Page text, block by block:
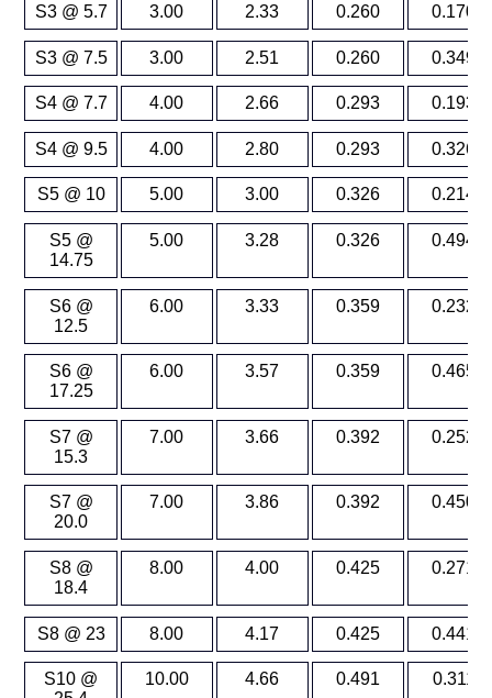
S3 @ 5.7 3.00 2.33 0.260 0.170
S3 @ 7.5 3.00 2.51 0.260 0.349
S4 @ 7.7 4.00 2.66 0.293 0.193
S4 @ 9.5 4.00 2.80 0.293 0.326
S5 @ 10 5.00 3.00 0.326 0.214
S5 @
14.75
5.00 3.28 0.326 0.494
S6 @
12.5
6.00 3.33 0.359 0.232
S6 @
17.25
6.00 3.57 0.359 0.465
S7 @
15.3
7.00 3.66 0.392 0.252
S7 @
20.0
7.00 3.86 0.392 0.450
S8 @
18.4
8.00 4.00 0.425 0.271
S8 @ 23 8.00 4.17 0.425 0.441
S10 @
10.00 4.66 0.491 0.311